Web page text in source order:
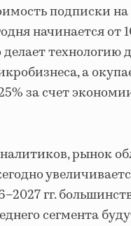
подписки
начинается от
делает технологию
а
за счет
рынок
гг.
сегмента